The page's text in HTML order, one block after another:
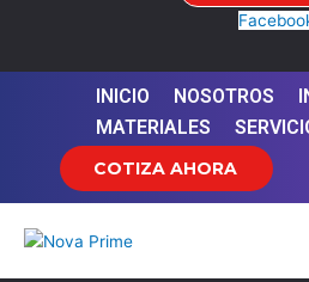
INICIO NOSOTROS
MATERIALES
COTIZA AHORA